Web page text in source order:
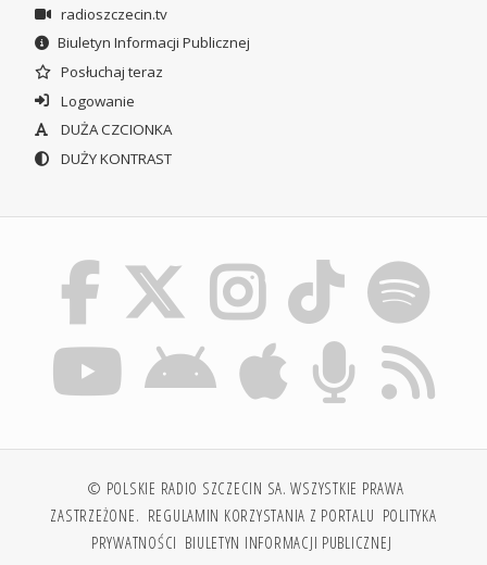
radioszczecin.tv
Biuletyn Informacji Publicznej
Posłuchaj teraz
Logowanie
DUŻA CZCIONKA
DUŻY KONTRAST
© POLSKIE RADIO SZCZECIN SA. WSZYSTKIE PRAWA
ZASTRZEŻONE. REGULAMIN KORZYSTANIA Z PORTALU POLITYKA
PRYWATNOŚCI BIULETYN INFORMACJI PUBLICZNEJ